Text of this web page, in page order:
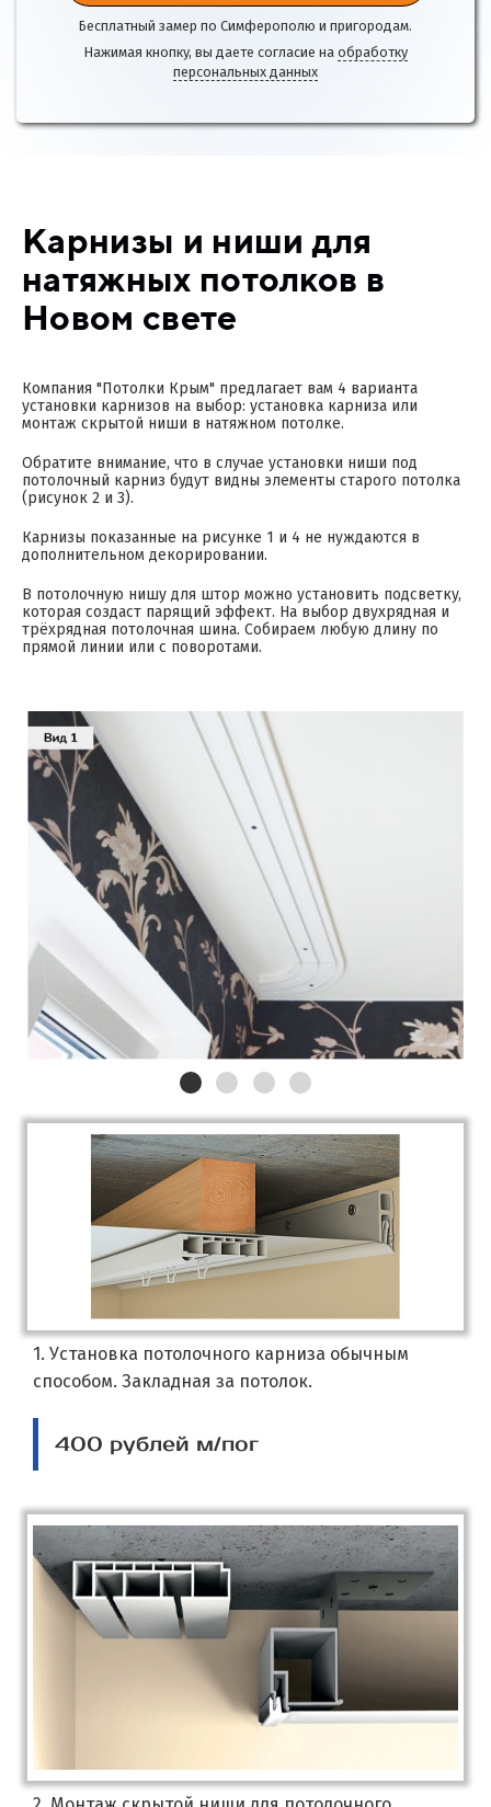
Бесплатный замер по Симферополю и пригородам.
Нажимая кнопку, вы даете согласие на обработку
персональных данных
Карнизы и ниши для
натяжных потолков в
Новом свете
Компания "Потолки Крым" предлагает вам 4 варианта
установки карнизов на выбор: установка карниза или
монтаж скрытой ниши в натяжном потолке.
Обратите внимание, что в случае установки ниши под
потолочный карниз будут видны элементы старого потолка
(рисунок 2 и 3).
Карнизы показанные на рисунке 1 и 4 не нуждаются в
дополнительном декорировании.
В потолочную нишу для штор можно установить подсветку,
которая создаст парящий эффект. На выбор двухрядная и
трёхрядная потолочная шина. Собираем любую длину по
прямой линии или с поворотами.
1. Установка потолочного карниза обычным
способом. Закладная за потолок.
400 рублей м/пог